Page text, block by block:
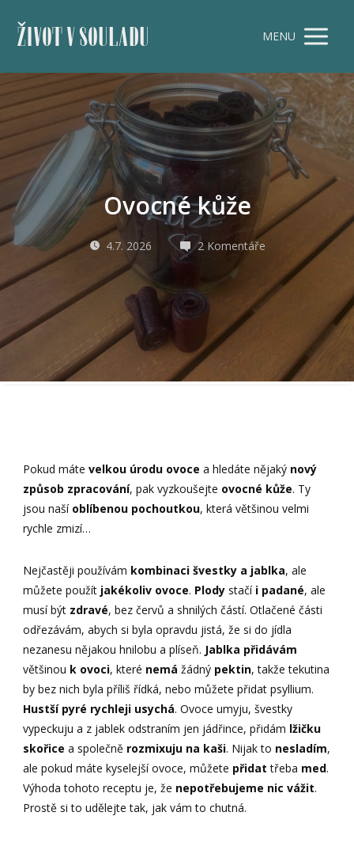
ŽIVOT V SOULADU MENU
Ovocné kůže
4.7. 2026 2 Komentáře
Pokud mátevelkou úrodu ovoce a hledáte nějaký nový
způsob zpracování, pak vyzkoušejte ovocné kůže. Ty
jsou naší oblíbenou pochoutkou, která většinou velmi
rychle zmizí…
Nejčastěji používám kombinaci švestky a jablka, ale
můžete použít jakékoliv ovoce. Plody stačí i padané, ale
musí být zdravé, bez červů a shnilých částí. Otlačené části
odřezávám, abych si byla opravdu jistá, že si do jídla
nezanesu nějakou hnilobu a plíseň. Jablka přidávám
většinou k ovoci, které nemážádný pektin, takže tekutina
by bez nich byla příliš řídká, nebo můžete přidat psyllium.
Hustší pyré rychleji usychá. Ovoce umyju, švestky
vypeckuju a z jablek odstraním jen jádřince, přidám lžičku
skořice a společně rozmixuju na kaši. Nijak to nesladím,
ale pokud máte kyselejší ovoce, můžete přidattřeba med.
Výhoda tohoto receptu je, že nepotřebujeme nic vážit.
Prostě si to udělejte tak, jak vám to chutná.